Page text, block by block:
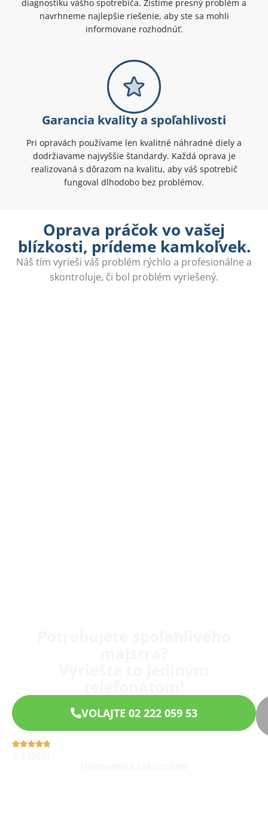
diagnostiku vášho spotrebiča. Zistíme presný problém a
navrhneme najlepšie riešenie, aby ste sa mohli
informovane rozhodnúť.
Garancia kvality a spoľahlivosti
Pri opravách používame len kvalitné náhradné diely a
dodržiavame najvyššie štandardy. Každá oprava je
realizovaná s dôrazom na kvalitu, aby váš spotrebič
fungoval dlhodobo bez problémov.
Oprava práčok vo vašej
blízkosti, prídeme kamkoľvek.
Náš tím vyrieši váš problém rýchlo a profesionálne a
skontroluje, či bol problém vyriešený.
VOLAJTE 02 222 059 53